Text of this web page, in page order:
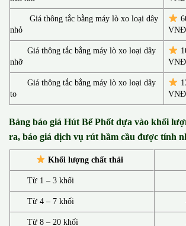
Giá thông tắc bằng máy lò xo loại dây
nhỏ
VNĐ
Giá thông tắc bằng máy lò xo loại dây
nhỡ
VNĐ
Giá thông tắc bằng máy lò xo loại dây
to
VNĐ
Bảng báo giá Hút Bể Phốt dựa vào khối
ra, báo giá dịch vụ rút hầm cầu được tính
Khối lượng chất thải
Từ 1 – 3 khối
Từ 4 – 7 khối
Từ 8 – 20 khối